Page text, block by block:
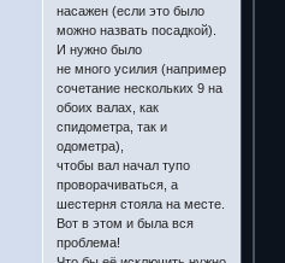
насажен (если это было
можно назвать посадкой).
И нужно было
не много усилия (например
сочетание нескольких 9 на
обоих валах, как
спидометра, так и
одометра),
чтобы вал начал тупо
проворачиваться, а
шестерня стояла на месте.
Вот в этом и была вся
проблема!